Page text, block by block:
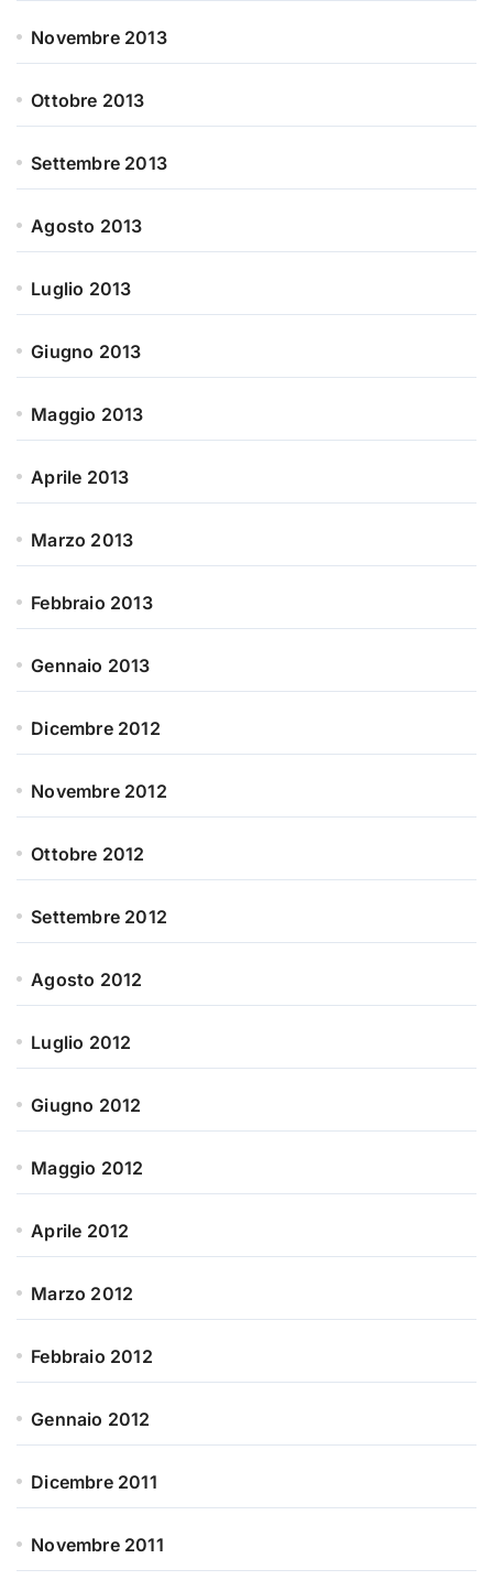
Novembre 2013
Ottobre 2013
Settembre 2013
Agosto 2013
Luglio 2013
Giugno 2013
Maggio 2013
Aprile 2013
Marzo 2013
Febbraio 2013
Gennaio 2013
Dicembre 2012
Novembre 2012
Ottobre 2012
Settembre 2012
Agosto 2012
Luglio 2012
Giugno 2012
Maggio 2012
Aprile 2012
Marzo 2012
Febbraio 2012
Gennaio 2012
Dicembre 2011
Novembre 2011